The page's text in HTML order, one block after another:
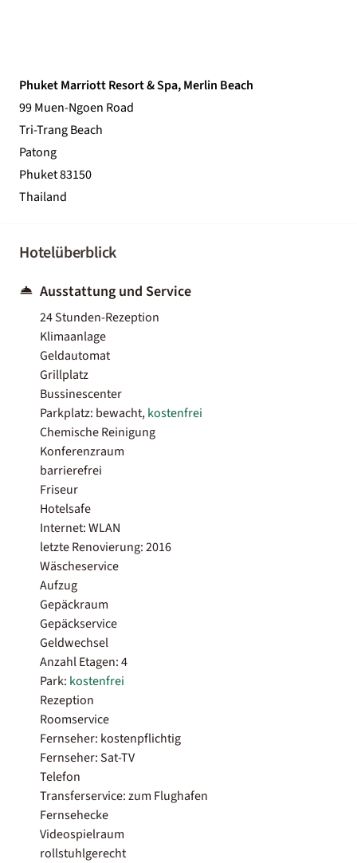
Phuket Marriott Resort & Spa, Merlin Beach
99 Muen-Ngoen Road
Tri-Trang Beach
Patong
Phuket 83150
Thailand
Hotelüberblick
Ausstattung und Service
24 Stunden-Rezeption
Klimaanlage
Geldautomat
Grillplatz
Bussinescenter
Parkplatz: bewacht,kostenfrei
Chemische Reinigung
Konferenzraum
barrierefrei
Friseur
Hotelsafe
Internet: WLAN
letzte Renovierung: 2016
Wäscheservice
Aufzug
Gepäckraum
Gepäckservice
Geldwechsel
Anzahl Etagen: 4
Park: kostenfrei
Rezeption
Roomservice
Fernseher: kostenpflichtig
Fernseher: Sat-TV
Telefon
Transferservice: zum Flughafen
Fernsehecke
Videospielraum
rollstuhlgerecht